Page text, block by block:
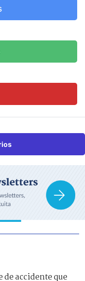
de accidente que